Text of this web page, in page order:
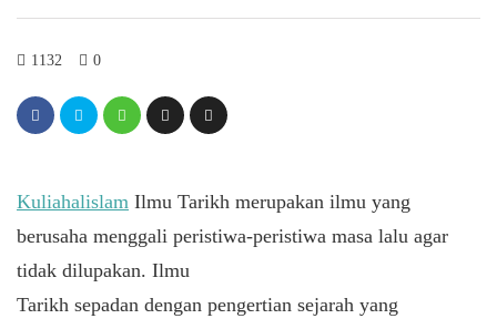
1132 0
Kuliahalislam Ilmu Tarikh merupakan ilmu yang
berusaha menggali peristiwa-peristiwa masa lalu agar
tidak dilupakan. Ilmu
Tarikh sepadan dengan pengertian sejarah yang